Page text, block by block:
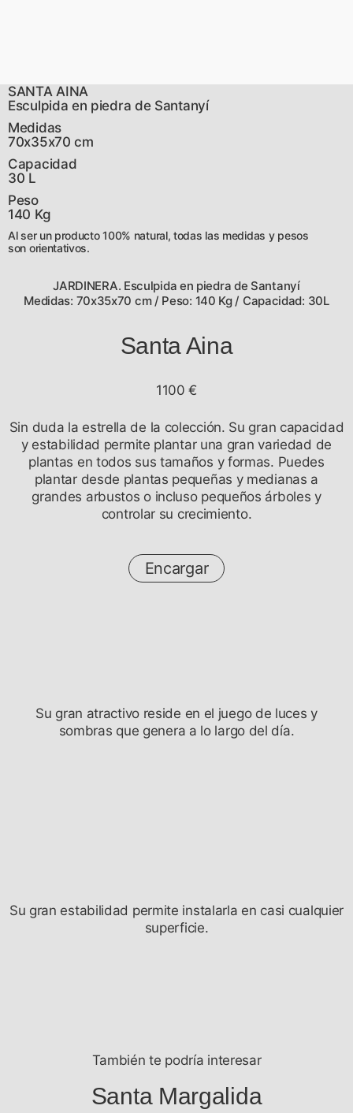
SANTA AINA
Esculpida en piedra de Santanyí
Medidas
70x35x70 cm
Capacidad
30 L
Peso
140 Kg
Al ser un producto 100% natural, todas las medidas y pesos
son orientativos.
JARDINERA. Esculpida en piedra de Santanyí
Medidas: 70x35x70 cm / Peso: 140 Kg / Capacidad: 30L
Santa Aina
1100 €
Sin duda la estrella de la colección. Su gran capacidad
y estabilidad permite plantar una gran variedad de
plantas en todos sus tamaños y formas. Puedes
plantar desde plantas pequeñas y medianas a
grandes arbustos o incluso pequeños árboles y
controlar su crecimiento.
Encargar
Su gran atractivo reside en el juego de luces y
sombras que genera a lo largo del día.
Su gran estabilidad permite instalarla en casi cualquier
superficie.
También te podría interesar
Santa Margalida